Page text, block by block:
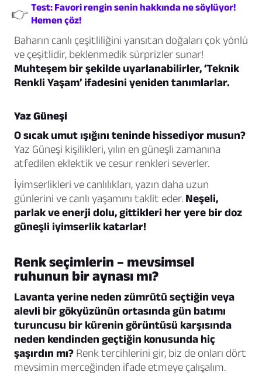
👉 Test: Favori rengin senin hakkında ne söylüyor!
Hemen çöz!
Baharın canlı çeşitliliğini yansıtan doğaları çok yönlü
ve çeşitlidir, beklenmedik sürprizler sunar!
Muhteşem bir şekilde uyarlanabilirler, ‘Teknik
Renkli Yaşam’ ifadesini yeniden tanımlarlar.
Yaz Güneşi
O sıcak umut ışığını teninde hissediyor musun?
Yaz Güneşi kişilikleri, yılın en güneşli zamanına
atfedilen eklektik ve cesur renkleri severler.
İyimserlikleri ve canlılıkları, yazın daha uzun
günlerini ve canlı yaşamını taklit eder. Neşeli,
parlak ve enerji dolu, gittikleri her yere bir doz
güneşli iyimserlik katarlar!
Renk seçimlerin – mevsimsel
ruhunun bir aynası mı?
Lavanta yerine neden zümrütü seçtiğin veya
alevli bir gökyüzünün ortasında gün batımı
turuncusu bir kürenin görüntüsü karşısında
neden kendinden geçtiğin konusunda hiç
şaşırdın mı? Renk tercihlerini gir, biz de onları dört
mevsimin merceğinden ifade etmeye çalışalım.